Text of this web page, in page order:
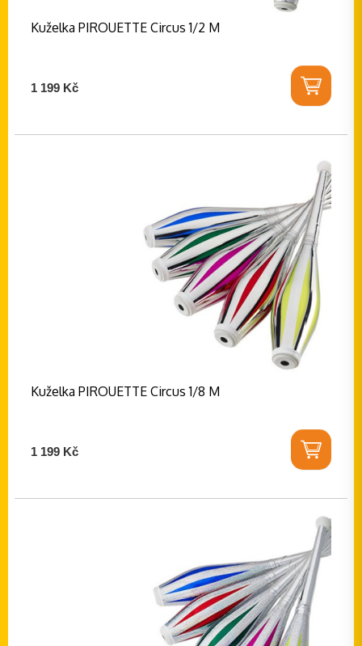
Kuželka PIROUETTE Circus 1/2 M
1 199 Kč
Kuželka PIROUETTE Circus 1/8 M
1 199 Kč